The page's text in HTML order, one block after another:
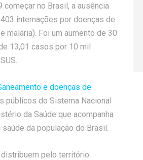
no Brasil, a ausência
internações por doenças de
Foi um aumento de 30
13,01 casos por 10 mil
e doenças de
públicos do Sistema Nacional
da Saúde que acompanha
da população do Brasil.
pelo território